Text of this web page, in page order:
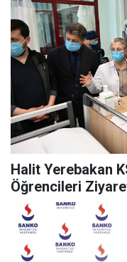
Halit Yerebakan
Öğrencileri